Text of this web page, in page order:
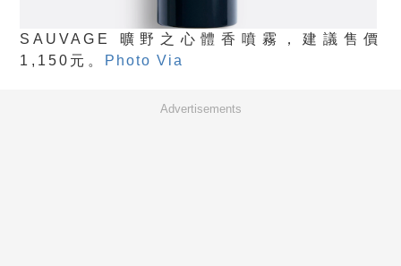
SAUVAGE 曠野之心體香噴霧，建議售價
1,150元。
Photo Via
Advertisements